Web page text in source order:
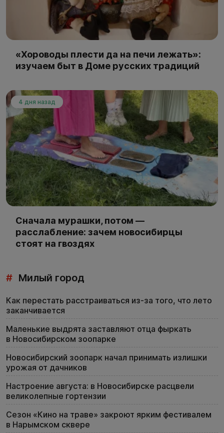
«Хороводы плести да на печи лежать»:
изучаем быт в Доме русских традиций
4 дня назад
Сначала мурашки, потом —
расслабление: зачем новосибирцы
стоят на гвоздях
# Милый город
Как перестать расстраиваться из-за того, что лето
заканчивается
Маленькие выдрята заставляют отца фыркать
в Новосибирском зоопарке
Новосибирский зоопарк начал принимать излишки
урожая от дачников
Настроение августа: в Новосибирске расцвели
великолепные гортензии
Сезон «Кино на траве» закроют ярким фестивалем
в Нарымском сквере